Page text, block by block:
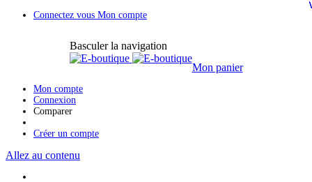
Connectez vous Mon compte
Basculer la navigation
Mon panier
Mon compte
Connexion
Comparer
Créer un compte
Allez au contenu